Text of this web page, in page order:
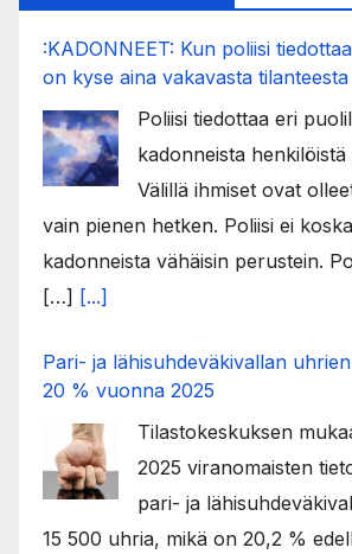
:KADONNEET: Kun poliisi
on kyse aina vakavasta tilanteesta
Poliisi tiedottaa eri
kadonneista henkilöistä
Välillä ihmiset ovat
vain pienen hetken. Poliisi ei
kadonneista vähäisin perustein.
[…] [...]
Pari- ja lähisuhdeväkivallan
20 % vuonna 2025
Tilastokeskuksen
2025 viranomaisten
pari- ja
15 500 uhria, mikä on 20,2 %